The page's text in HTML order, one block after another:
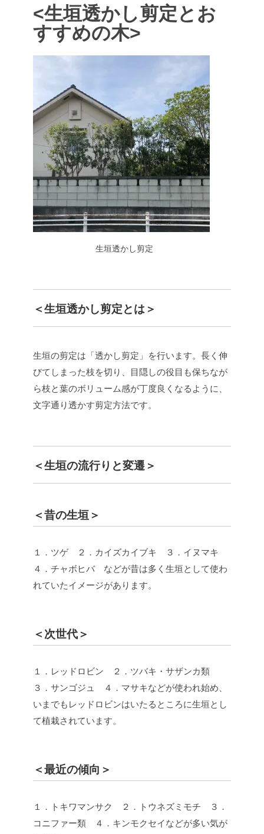
<生垣透かし剪定とお
すすめの木>
生垣透かし剪定
＜生垣透かし剪定とは＞
生垣の剪定は「透かし剪定」を行います。長く伸
びてしまった枝を切り、目隠しの役目も保ちなが
ら枝と葉のボリューム感が丁度良くなるように、
文字通り透かす剪定方法です。
＜生垣の流行りと変遷＞
＜昔の生垣＞
１．ツゲ ２．カイズカイブキ ３．イヌマキ
４．チャボヒバ などが昔は多く生垣として使わ
れていたイメージがあります。
＜次世代＞
１．レッドロビン ２．ツバキ・サザンカ類
３．サンゴジュ ４．マサキなどが使われ始め、
いまでもレッドロビンはいたるところに生垣とし
て植栽されています。
＜最近の傾向＞
１．トキワマンサク ２．トウネズミモチ ３．
コニファー類 ４．キンモクセイなどが多い気が